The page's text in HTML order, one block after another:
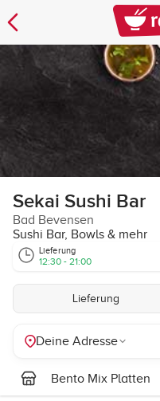
Sekai Sushi Bar
Bad Bevensen
Sushi Bar, Bowls & mehr
Lieferung
12:30 - 21:00
Lieferung
Deine Adresse
Bento Mix Platten